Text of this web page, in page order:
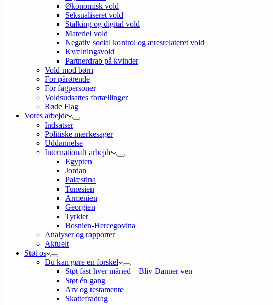
Økonomisk vold
Seksualiseret vold
Stalking og digital vold
Materiel vold
Negativ social kontrol og æresrelateret vold
Kvælningsvold
Partnerdrab på kvinder
Vold mod børn
For pårørende
For fagpersoner
Voldsudsattes fortællinger
Røde Flag
Vores arbejde
Indsatser
Politiske mærkesager
Uddannelse
Internationalt arbejde
Egypten
Jordan
Palæstina
Tunesien
Armenien
Georgien
Tyrkiet
Bosnien-Hercegovina
Analyser og rapporter
Aktuelt
Støt os
Du kan gøre en forskel
Støt fast hver måned – Bliv Danner ven
Støt én gang
Arv og testamente
Skattefradrag